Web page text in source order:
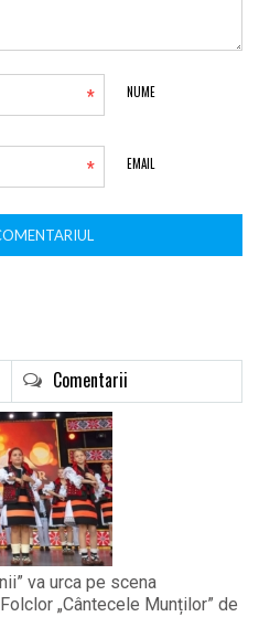
NUME
*
EMAIL
*
Comentarii
va urca pe scena
„Cântecele Munților” de